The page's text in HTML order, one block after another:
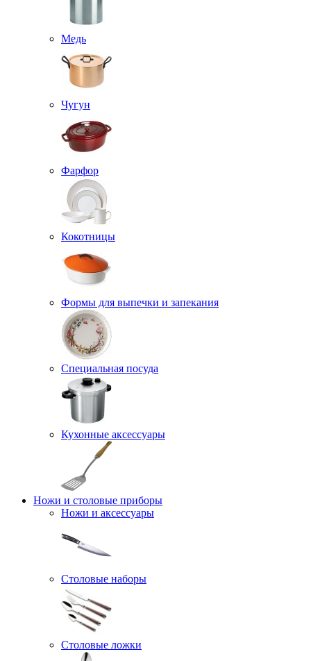
Медь
Чугун
Фарфор
Кокотницы
Формы для выпечки и запекания
Специальная посуда
Кухонные аксессуары
Ножи и столовые приборы
Ножи и аксессуары
Столовые наборы
Столовые ложки